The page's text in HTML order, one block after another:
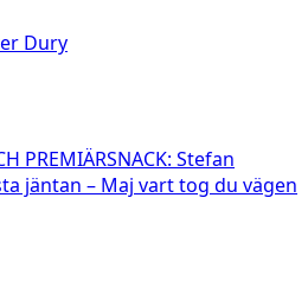
Dury
PREMIÄRSNACK: Stefan
jäntan – Maj vart tog du vägen